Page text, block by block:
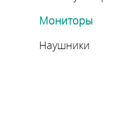
Накопители SSD
Оптические приводы
Моноблок
Платформы NUC
Мониторы
Наушники